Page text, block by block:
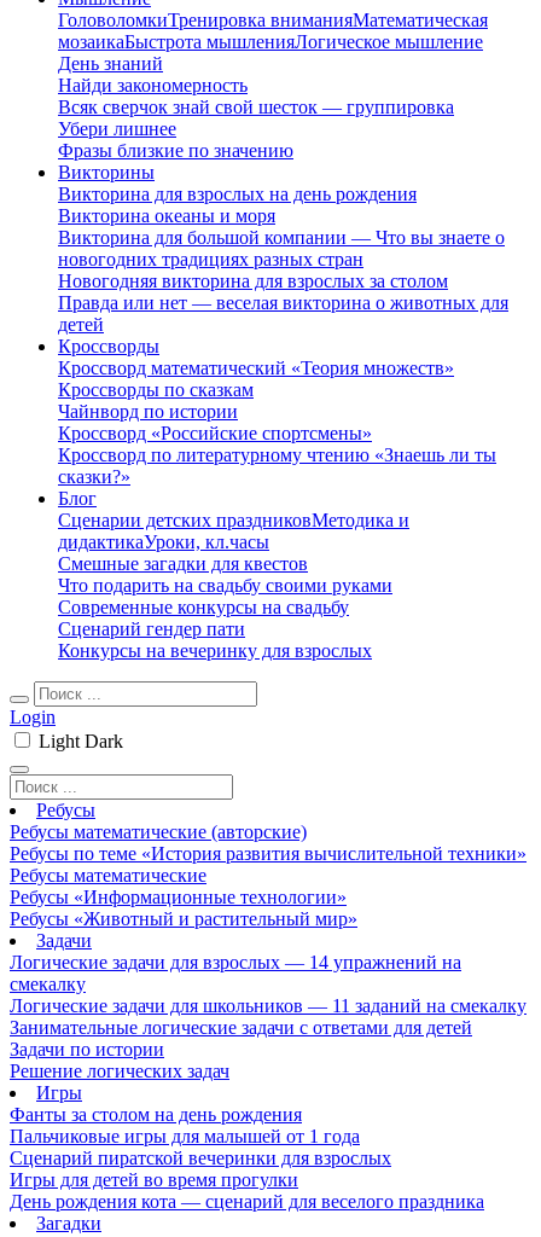
ГоловоломкиТренировка вниманияМатематическая
мозаикаБыстрота мышленияЛогическое мышление
День знаний
Найди закономерность
Всяк сверчок знай свой шесток — группировка
Убери лишнее
Фразы близкие по значению
Викторины
Викторина для взрослых на день рождения
Викторина океаны и моря
Викторина для большой компании — Что вы знаете о
новогодних традициях разных стран
Новогодняя викторина для взрослых за столом
Правда или нет — веселая викторина о животных для
детей
Кроссворды
Кроссворд математический «Теория множеств»
Кроссворды по сказкам
Чайнворд по истории
Кроссворд «Российские спортсмены»
Кроссворд по литературному чтению «Знаешь ли ты
сказки?»
Блог
Сценарии детских праздниковМетодика и
дидактикаУроки, кл.часы
Смешные загадки для квестов
Что подарить на свадьбу своими руками
Современные конкурсы на свадьбу
Сценарий гендер пати
Конкурсы на вечеринку для взрослых
Login
Light Dark
Ребусы
Ребусы математические (авторские)
Ребусы по теме «История развития вычислительной техники»
Ребусы математические
Ребусы «Информационные технологии»
Ребусы «Животный и растительный мир»
Задачи
Логические задачи для взрослых — 14 упражнений на
смекалку
Логические задачи для школьников — 11 заданий на смекалку
Занимательные логические задачи с ответами для детей
Задачи по истории
Решение логических задач
Игры
Фанты за столом на день рождения
Пальчиковые игры для малышей от 1 года
Сценарий пиратской вечеринки для взрослых
Игры для детей во время прогулки
День рождения кота — сценарий для веселого праздника
Загадки